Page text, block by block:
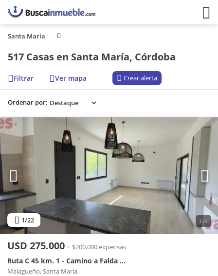
Santa María
517 Casas en Santa María, Córdoba
Filtrar Ver mapa Crear alerta
Ordenar por:
1/22 138
USD 275.000 + $200.000 expensas
Ruta C 45 km. 1 - Camino a Falda del Carmen
Malagueño, Santa María